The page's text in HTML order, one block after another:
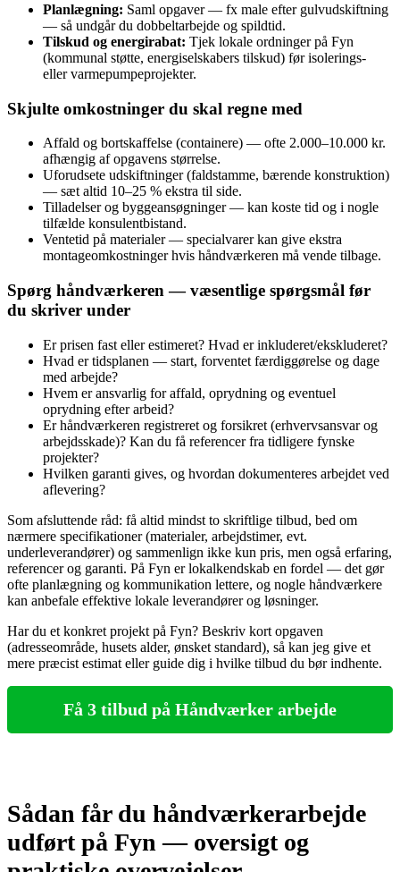
Planlægning: Saml opgaver — fx male efter gulvudskiftning
— så undgår du dobbeltarbejde og spildtid.
Tilskud og energirabat: Tjek lokale ordninger på Fyn
(kommunal støtte, energiselskabers tilskud) før isolerings-
eller varmepumpeprojekter.
Skjulte omkostninger du skal regne med
Affald og bortskaffelse (containere) — ofte 2.000–10.000 kr.
afhængig af opgavens størrelse.
Uforudsete udskiftninger (faldstamme, bærende konstruktion)
— sæt altid 10–25 % ekstra til side.
Tilladelser og byggeansøgninger — kan koste tid og i nogle
tilfælde konsulentbistand.
Ventetid på materialer — specialvarer kan give ekstra
montageomkostninger hvis håndværkeren må vende tilbage.
Spørg håndværkeren — væsentlige spørgsmål før
du skriver under
Er prisen fast eller estimeret? Hvad er inkluderet/ekskluderet?
Hvad er tidsplanen — start, forventet færdiggørelse og dage
med arbejde?
Hvem er ansvarlig for affald, oprydning og eventuel
oprydning efter arbeid?
Er håndværkeren registreret og forsikret (erhvervsansvar og
arbejdsskade)? Kan du få referencer fra tidligere fynske
projekter?
Hvilken garanti gives, og hvordan dokumenteres arbejdet ved
aflevering?
Som afsluttende råd: få altid mindst to skriftlige tilbud, bed om
nærmere specifikationer (materialer, arbejdstimer, evt.
underleverandører) og sammenlign ikke kun pris, men også erfaring,
referencer og garanti. På Fyn er lokalkendskab en fordel — det gør
ofte planlægning og kommunikation lettere, og nogle håndværkere
kan anbefale effektive lokale leverandører og løsninger.
Har du et konkret projekt på Fyn? Beskriv kort opgaven
(adresseområde, husets alder, ønsket standard), så kan jeg give et
mere præcist estimat eller guide dig i hvilke tilbud du bør indhente.
Få 3 tilbud på Håndværker arbejde
Sådan får du håndværkerarbejde
udført på Fyn — oversigt og